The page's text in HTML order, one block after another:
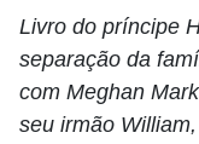
Livro do príncipe
separação da
com Meghan
seu irmão